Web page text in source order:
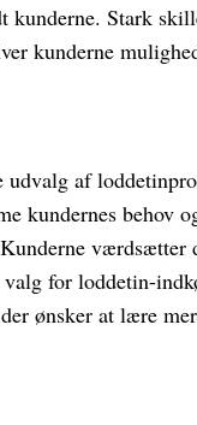
Stark
kunderne
af
kundernes behov
værdsætter
for loddetin-
ønsker at lære